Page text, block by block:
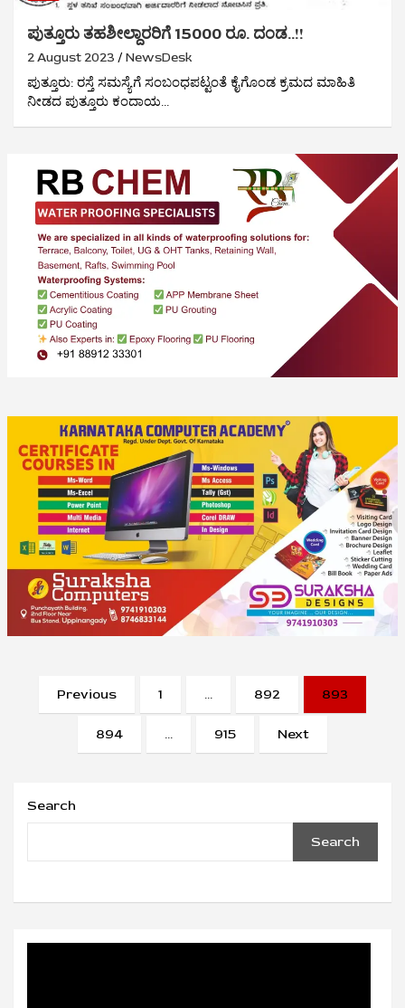
ಪುತ್ತೂರು ತಹಶೀಲ್ದಾರರಿಗೆ 15000 ರೂ. ದಂಡ..!!
2 August 2023 NewsDesk
ಪುತ್ತೂರು: ರಸ್ತೆ ಸಮಸ್ಯೆಗೆ ಸಂಬಂಧಪಟ್ಟಂತೆ ಕೈಗೊಂಡ ಕ್ರಮದ ಮಾಹಿತಿ
ನೀಡದ ಪುತ್ತೂರು ಕಂದಾಯ…
Posts
pagination
Previous 1 … 892 893
894 … 915 Next
Search
Search